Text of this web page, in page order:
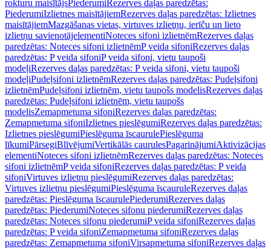
rokturu maisītājsPiederumiRezerves daļas paredzētas:
PiederumiIzlietnes maisītājiemRezerves daļas paredzētas: Izlietnes
maisītājiemMazgāšanas vietas, virtuves izlietņu, ierīču un lieto
izlietņu savienotājelementiNoteces sifoni izlietnēmRezerves daļas
paredzētas: Noteces sifoni izlietnēmP veida sifoniRezerves daļas
paredzētas: P veida sifoniP veida sifoni, vietu taupoši
modeļiRezerves daļas paredzētas: P veida sifoni, vietu taupoši
modeļiPudeļsifoni izlietnēmRezerves daļas paredzētas: Pudeļsifoni
izlietnēmPudeļsifoni izlietnēm, vietu taupošs modelisRezerves daļas
paredzētas: Pudeļsifoni izlietnēm, vietu taupošs
modelisZemapmetuma sifoniRezerves daļas paredzētas:
Zemapmetuma sifoniIzlietnes pieslēgumiRezerves daļas paredzētas:
Izlietnes pieslēgumiPieslēguma īscaurulePieslēguma
līkumiPārsegiBlīvējumiVertikālās caurulesPagarinājumiAktivizācijas
elementiNoteces sifoni izlietnēmRezerves daļas paredzētas: Noteces
sifoni izlietnēmP veida sifoniRezerves daļas paredzētas: P veida
sifoniVirtuves izlietņu pieslēgumiRezerves daļas paredzētas:
Virtuves izlietņu pieslēgumiPieslēguma īscauruleRezerves daļas
paredzētas: Pieslēguma īscaurulePiederumiRezerves daļas
paredzētas: PiederumiNoteces sifonu piederumiRezerves daļas
paredzētas: Noteces sifonu piederumiP veida sifoniRezerves daļas
paredzētas: P veida sifoniZemapmetuma sifoniRezerves daļas
paredzētas: Zemapmetuma sifoniVirsapmetuma sifoniRezerves daļas